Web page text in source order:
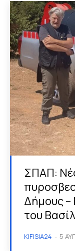
ΣΠΑΠ:
Δήμους
του
KIFISIA24 - 5